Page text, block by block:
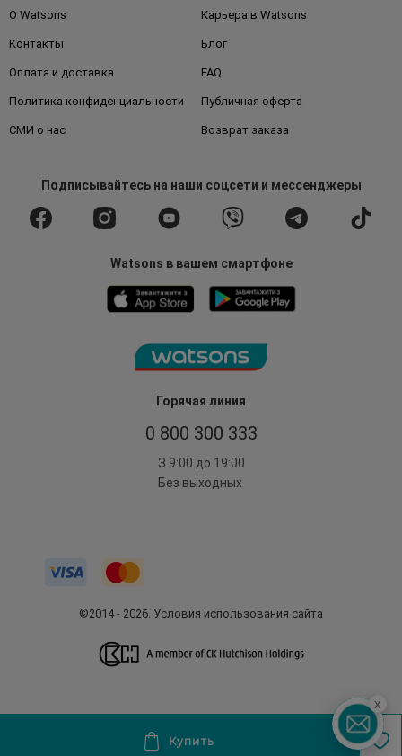
Горячая линия
0 800 300 333
З 9:00 до 19:00
Без выходных
О Watsons Карьера в Watsons
Контакты Блог
Оплата и доставка FAQ
Политика конфиденциальности Публичная оферта
СМИ о нас Возврат заказа
Подписывайтесьна наши соцсети и мессенджеры
Watsons в вашем смартфоне
©2014 - 2026. Условия использования сайта
x